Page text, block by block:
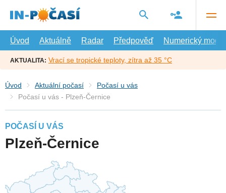
hlavní
Úvod
Aktuálně Radar Předpověď Numerický model
AKTUALITA: Vrací se tropické teploty, zítra až 35 °C
Úvod Aktuální počasí
Počasí u vás
Počasí u vás - Plzeň-Černice
POČASÍ U VÁS
Plzeň-Černice